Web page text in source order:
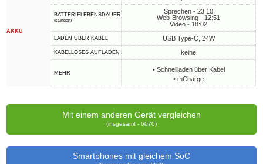
AKKU
BATTERIELEBENSDAUER
(stunden)
Sprechen - 23:10
Web-Browsing - 12:51
Video - 18:02
LADEN ÜBER KABEL USB Type-C, 24W
KABELLOSES AUFLADEN keine
MEHR
• Schnellladen über Kabel
• mCharge
Mit einem anderen Gerät vergleichen
(insgesamt - 6070)
Smartphones mit gleichem SoC